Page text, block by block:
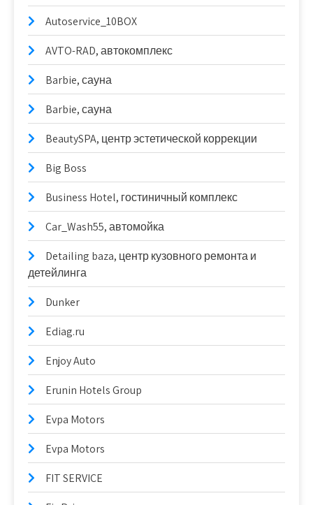
Autoservice_10BOX
AVTO-RAD, автокомплекс
Barbie, сауна
Barbie, сауна
BeautySPA, центр эстетической коррекции
Big Boss
Business Hotel, гостиничный комплекс
Car_Wash55, автомойка
Detailing baza, центр кузовного ремонта и
детейлинга
Dunker
Ediag.ru
Enjoy Auto
Erunin Hotels Group
Evpa Motors
Evpa Motors
FIT SERVICE